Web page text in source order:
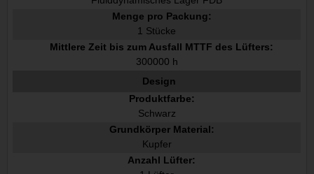
Menge pro Packung:
1 Stücke
Mittlere Zeit bis zum Ausfall MTTF des Lüfters:
300000 h
Design
Produktfarbe:
Schwarz
Grundkörper Material:
Kupfer
Anzahl Lüfter: